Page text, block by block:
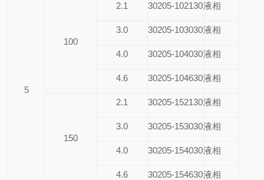
5
100
2.1 30205-102130液相
3.0 30205-103030液相
4.0 30205-104030液相
4.6 30205-104630液相
150
2.1 30205-152130液相
3.0 30205-153030液相
4.0 30205-154030液相
4.6 30205-154630液相